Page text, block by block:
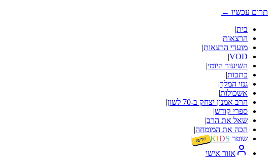
תרום עכשיו ←
בית|
הרצאות|
מועדי הרצאות|
VOD
|
השיעור היומי|
כתבות|
גנזי המלך|
אשכולות|
הרב אמנון יצחק ב-70 לשון
|
ספרי קודש|
שאל את הרב|
הכה את המומחה|
שופר
KIDS חדש! |
אזור אישי